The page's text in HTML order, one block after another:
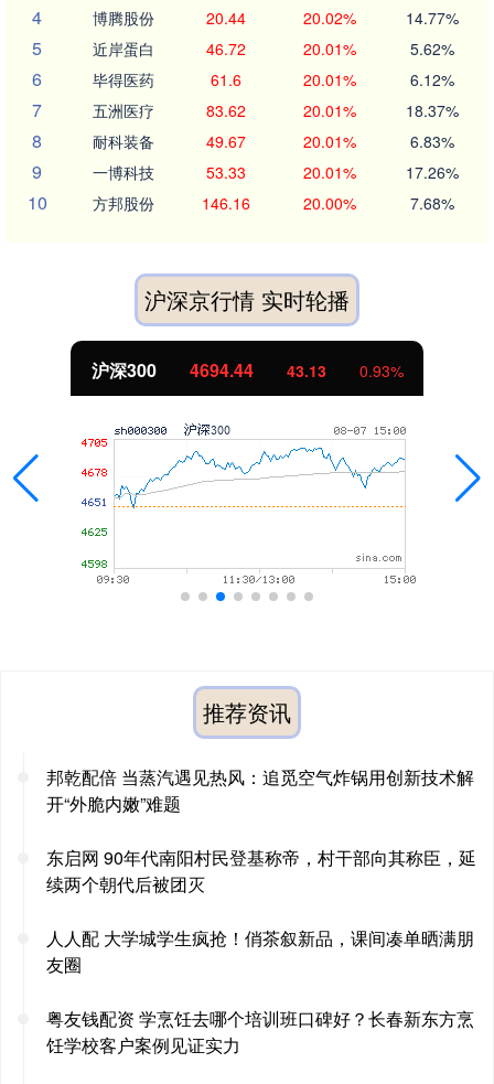
4 博腾股份 20.44 20.02% 14.77%
5 近岸蛋白 46.72 20.01% 5.62%
6 毕得医药 61.6 20.01% 6.12%
7 五洲医疗 83.62 20.01% 18.37%
8 耐科装备 49.67 20.01% 6.83%
9 一博科技 53.33 20.01% 17.26%
10 方邦股份 146.16 20.00% 7.68%
沪深京行情 实时轮播
沪深300 4694.44 43.13 0.93%
推荐资讯
邦乾配倍 当蒸汽遇见热风：追觅空气炸锅用创新技术解
开“外脆内嫩”难题
东启网 90年代南阳村民登基称帝，村干部向其称臣，延
续两个朝代后被团灭
人人配 大学城学生疯抢！俏茶叙新品，课间凑单晒满朋
友圈
粤友钱配资 学烹饪去哪个培训班口碑好？长春新东方烹
饪学校客户案例见证实力